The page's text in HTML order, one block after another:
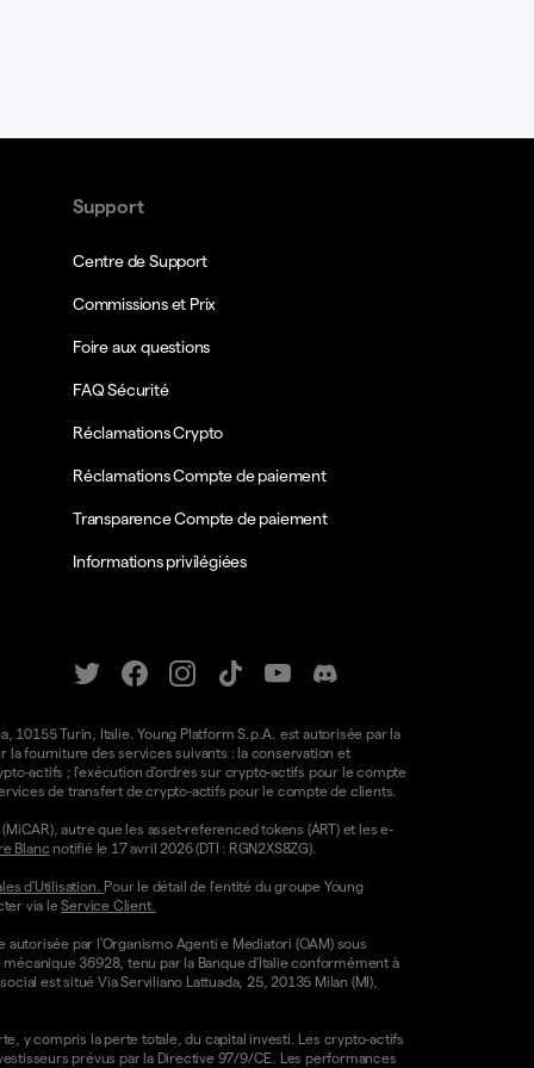
Support
Centre de Support
Commissions et Prix
Foire aux questions
FAQ Sécurité
Réclamations Crypto
Réclamations Compte de paiement
Transparence Compte de paiement
Informations privilégiées
10155 Turin, Italie. Young Platform S.p.A. est autorisée par la
la fourniture des services suivants : la conservation et
actifs ; l'exécution d'ordres sur crypto-actifs pour le compte
de transfert de crypto-actifs pour le compte de clients.
autre que les asset-referenced tokens (ART) et les e-
Blanc notifié le 17 avril 2026 (DTI : RGN2XS8ZG).
d'Utilisation. Pour le détail de l'entité du groupe Young
via leService Client.
par l'Organismo Agenti e Mediatori (OAM) sous
36928, tenu par la Banque d'Italie conformément à
est situé Via Serviliano Lattuada, 25, 20135 Milan (MI),
y compris la perte totale, du capital investi. Les crypto-actifs
prévus par la Directive 97/9/CE. Les performances